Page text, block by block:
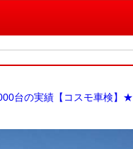
台の実績【コスモ車検】★